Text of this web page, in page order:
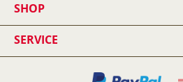
SHOP
SERVICE